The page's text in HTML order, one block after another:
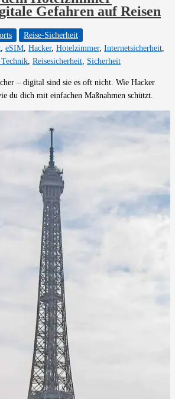
Gefahren auf Reisen
Reise-Sicherheit
, eSIM, Hacker, Hotelzimmer, Internetsicherheit,
, Reisesicherheit, Sicherheit
– digital sind sie es oft nicht. Wie Hacker
du dich mit einfachen Maßnahmen schützt.